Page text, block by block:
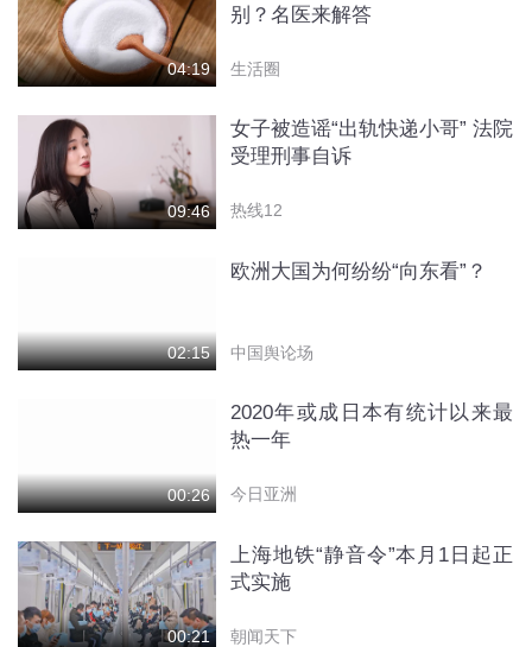
04:19
别？名医来解答
生活圈
09:46
女子被造谣“出轨快递小哥” 法院
受理刑事自诉
热线12
02:15
欧洲大国为何纷纷“向东看”？
中国舆论场
00:26
2020年或成日本有统计以来最
热一年
今日亚洲
00:21
上海地铁“静音令”本月1日起正
式实施
朝闻天下